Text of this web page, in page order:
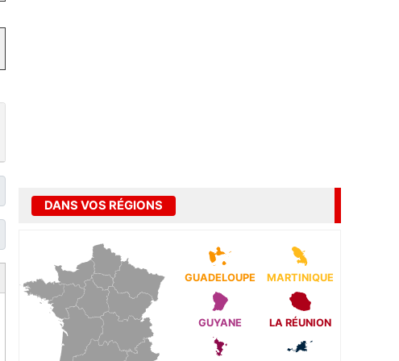
DANS VOS RÉGIONS
GUADELOUPE MARTINIQUE
GUYANE LA RÉUNION